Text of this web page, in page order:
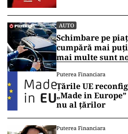
AUTO
Schimbare pe
cumpără mai
mai multe sunt
Puterea Financiara
Țările UE
„Made in
nu al țărilor
Puterea Financiara